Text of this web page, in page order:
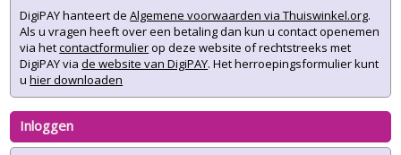
DigiPAY hanteert deAlgemene voorwaarden via Thuiswinkel.org.
Als u vragen heeft over een betaling dan kun u contact openemen
via hetcontactformulierop deze website of rechtstreeks met
DigiPAY viade website van DigiPAY. Het herroepingsformulier kunt
uhier downloaden
Inloggen